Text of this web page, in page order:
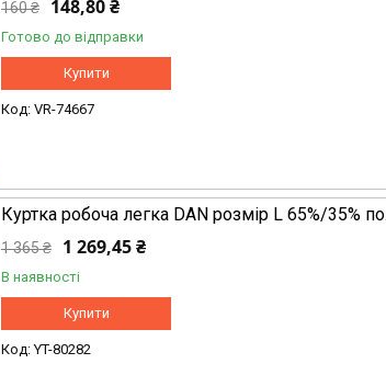
160 ₴ 148,80 ₴
Готово до відправки
Купити
VR-74667
Куртка робоча легка DAN розмір L 65%/35%
1 365 ₴ 1 269,45 ₴
В наявності
Купити
YT-80282